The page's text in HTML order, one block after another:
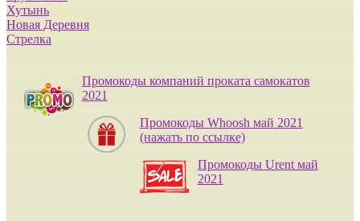
Хутынь
Новая Деревня
Стрелка
Промокоды компаний проката самокатов
2021
Промокоды Whoosh май 2021
(нажать по ссылке)
Промокоды Urent май
2021